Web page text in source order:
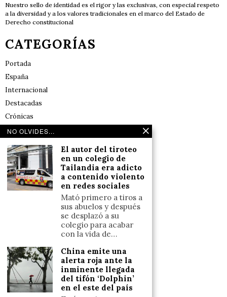
Nuestro sello de identidad es el rigor y las exclusivas, con especial respeto
a la diversidad y a los valores tradicionales en el marco del Estado de
Derecho constitucional
CATEGORÍAS
Portada
España
Internacional
Destacadas
Crónicas
Noticias de deportes en España
Reflexiones
LINKS
Política de cookies (UE)
Términos y condiciones
Llámanos
+34633110958
NO OLVIDES...
El autor del tiroteo
en un colegio de
Tailandia era adicto
a contenido violento
en redes sociales
Mató primero a tiros a
sus abuelos y después
se desplazó a su
colegio para acabar
con la vida de…
China emite una
alerta roja ante la
inminente llegada
del tifón ‘Dolphin’
en el este del país